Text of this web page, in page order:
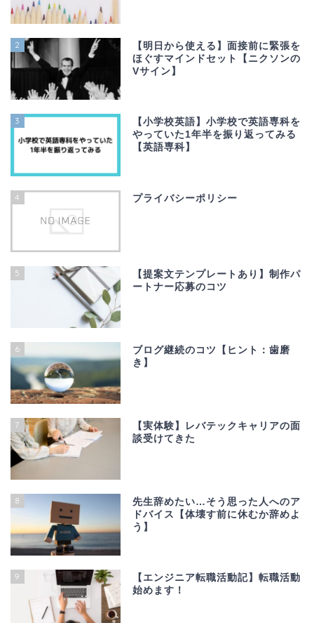
2
【明日から使える】面接前に緊張を
ほぐすマインドセット【ニクソンの
Vサイン】
3
【小学校英語】小学校で英語専科を
やっていた1年半を振り返ってみる
【英語専科】
4 プライバシーポリシー
5
【提案文テンプレートあり】制作パ
ートナー応募のコツ
6
ブログ継続のコツ【ヒント：歯磨
き】
7
【実体験】レバテックキャリアの面
談受けてきた
8
先生辞めたい…そう思った人へのア
ドバイス【体壊す前に休むか辞めよ
う】
9
【エンジニア転職活動記】転職活動
始めます！